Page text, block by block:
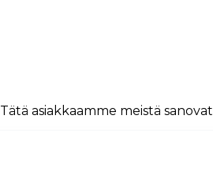
Tätä asiakkaamme meistä sanovat